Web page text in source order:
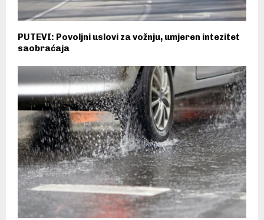
PUTEVI: Povoljni uslovi za vožnju, umjeren intezitet
saobraćaja